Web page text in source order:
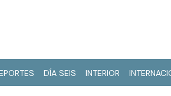
DÍA SEIS INTERIOR